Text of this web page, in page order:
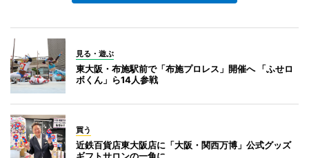
見る・遊ぶ
東大阪・布施駅前で「布施プロレス」開催へ 「ふせロ
ボくん」ら14人参戦
買う
近鉄百貨店東大阪店に「大阪・関西万博」公式グッズ
ギフトサロンの一角に